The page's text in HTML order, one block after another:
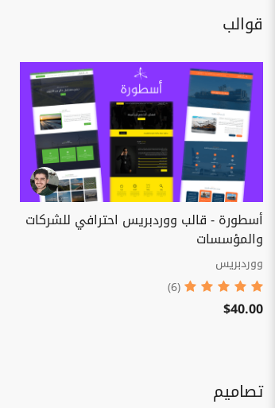
قوالب
أسطورة - قالب ووردبريس احترافي للشركات
والمؤسسات
ووردبريس
(6)
$40.00
تصاميم